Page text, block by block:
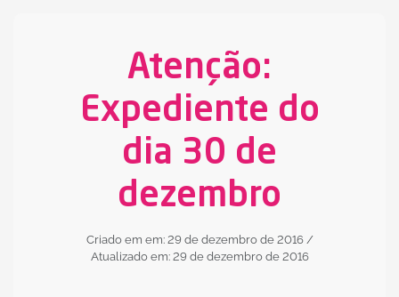
Atenção:
Expediente do
dia 30 de
dezembro
Criado em em: 29 de dezembro de 2016 /
Atualizado em: 29 de dezembro de 2016